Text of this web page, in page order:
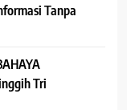
Tanpa
Tri